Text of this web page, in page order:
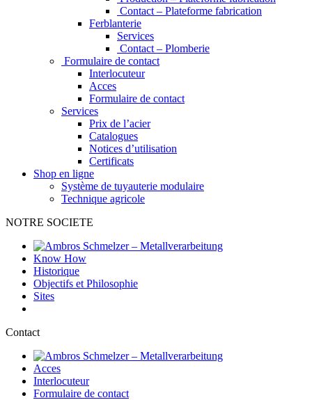
Contact – Plateforme fabrication
Ferblanterie
Services
Contact – Plomberie
Formulaire de contact
Interlocuteur
Acces
Formulaire de contact
Services
Prix de l’acier
Catalogues
Notices d’utilisation
Certificats
Shop en ligne
Système de tuyauterie modulaire
Technique agricole
NOTRE SOCIETE
Know How
Historique
Objectifs et Philosophie
Sites
Contact
Acces
Interlocuteur
Formulaire de contact